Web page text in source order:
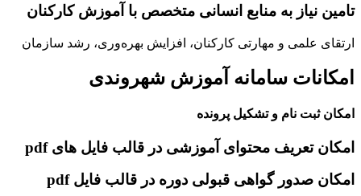
تامین نیاز به منابع انسانی متخصص با آموزش کارکنان
ارتقای علمی و مهارتی کارکنان، افزایش بهره‌وری، رشد سازمان
امکانات سامانه آموزش شهروندی
امکان ثبت نام و تشکیل پرونده
امکان تعریف محتوای آموزشی در قالب فایل های pdf
امکان صدور گواهی قبولی دوره در قالب فایل pdf